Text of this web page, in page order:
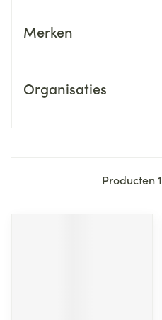
Merken
Organisaties
Producten1